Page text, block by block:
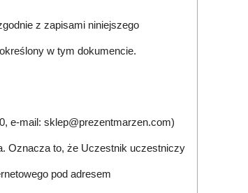
z zapisami niniejszego
w tym dokumencie.
e-mail: sklep@prezentmarzen.com)
Oznacza to, że Uczestnik uczestniczy
pod adresem